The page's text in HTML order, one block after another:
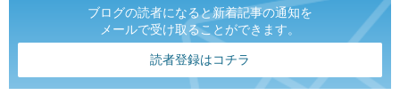
ブログの読者になると新着記事の通知を
メールで受け取ることができます。
読者登録はコチラ